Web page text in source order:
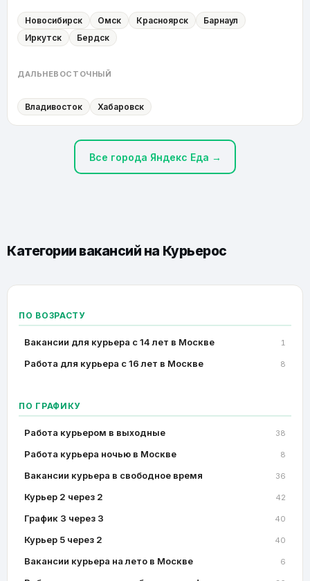
Новосибирск Омск Красноярск
Барнаул
Иркутск
Бердск
ДАЛЬНЕВОСТОЧНЫЙ
Владивосток Хабаровск
Все города Яндекс Еда →
Категории вакансий на Курьерос
ПО ВОЗРАСТУ
Вакансии для курьера с 14 лет в Москве 1
Работа для курьера с 16 лет в Москве 8
ПО ГРАФИКУ
Работа курьером в выходные 38
Работа курьера ночью в Москве 8
Вакансии курьера в свободное время 36
Курьер 2 через 2 42
График 3 через 3 40
Курьер 5 через 2 40
Вакансии курьера на лето в Москве 6